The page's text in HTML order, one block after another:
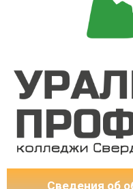
Сведения об